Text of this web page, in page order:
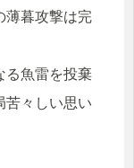
薄暮攻撃は完
る魚雷を投棄
苦々しい思い